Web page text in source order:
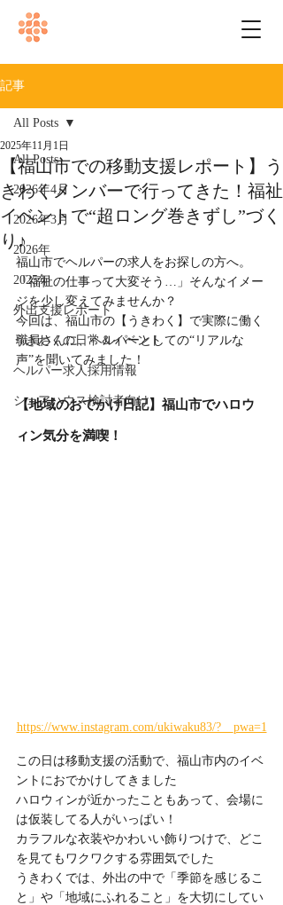
記事
All Posts
2026年4月
2026年3月
2026年
2025年
外出支援レポート
うきわくの日常＆イベント
ヘルパー求人採用情報
シェアハウス検討者向け
All Posts
【福山市での移動支援レポート】う
きわくメンバーで行ってきた！福祉
イベントで“超ロング巻きずし”づく
り♪
2025年11月1日
福山市でヘルパーの求人をお探しの方へ。
「福祉の仕事って大変そう…」そんなイメー
ジを少し変えてみませんか？
今回は、福山市の【うきわく】で実際に働く
職員さんに、ヘルパーとしての“リアルな
声”を聞いてみました！
【地域のおでかけ日記】福山市でハロウ
ィン気分を満喫！
https://www.instagram.com/ukiwaku83/?__pwa=1
この日は移動支援の活動で、福山市内のイベ
ントにおでかけしてきました
ハロウィンが近かったこともあって、会場に
は仮装してる人がいっぱい！
カラフルな衣装やかわいい飾りつけで、どこ
を見てもワクワクする雰囲気でした
うきわくでは、外出の中で「季節を感じるこ
と」や「地域にふれること」を大切にしてい